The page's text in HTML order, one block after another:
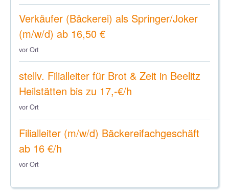
Verkäufer (Bäckerei) als Springer/Joker
(m/w/d) ab 16,50 €
vor Ort
stellv. Filialleiter für Brot & Zeit in Beelitz
Heilstätten bis zu 17,-€/h
vor Ort
Filialleiter (m/w/d) Bäckereifachgeschäft
ab 16 €/h
vor Ort